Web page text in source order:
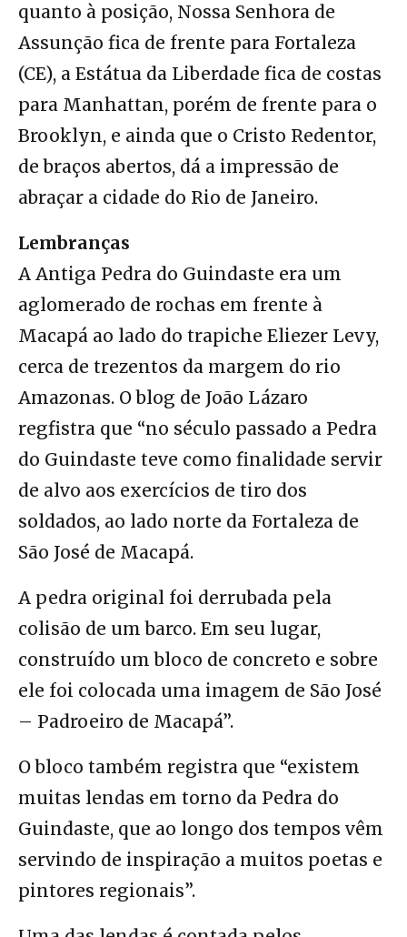
quanto à posição, Nossa Senhora de
Assunção fica de frente para Fortaleza
(CE), a Estátua da Liberdade fica de costas
para Manhattan, porém de frente para o
Brooklyn, e ainda que o Cristo Redentor,
de braços abertos, dá a impressão de
abraçar a cidade do Rio de Janeiro.
Lembranças
A Antiga Pedra do Guindaste era um
aglomerado de rochas em frente à
Macapá ao lado do trapiche Eliezer Levy,
cerca de trezentos da margem do rio
Amazonas. O blog de João Lázaro
regfistra que “no século passado a Pedra
do Guindaste teve como finalidade servir
de alvo aos exercícios de tiro dos
soldados, ao lado norte da Fortaleza de
São José de Macapá.
A pedra original foi derrubada pela
colisão de um barco. Em seu lugar,
construído um bloco de concreto e sobre
ele foi colocada uma imagem de São José
– Padroeiro de Macapá”.
O bloco também registra que “existem
muitas lendas em torno da Pedra do
Guindaste, que ao longo dos tempos vêm
servindo de inspiração a muitos poetas e
pintores regionais”.